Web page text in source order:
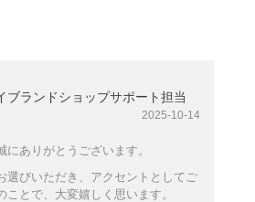
ブランドショップサポート担当
2025-10-14
にありがとうございます。
選びいただき、アクセントとしてご
ことで、大変嬉しく思います。